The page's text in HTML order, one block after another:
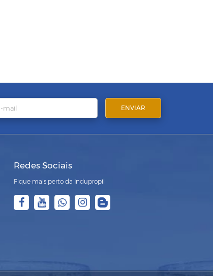
Redes Sociais
Fique mais perto da Indupropil